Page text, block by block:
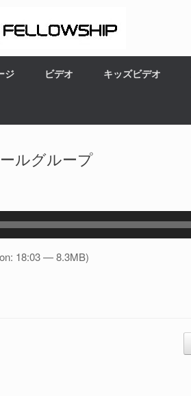
ジ ビデオ キッズビデオ
ルグループ
18:03 — 8.3MB)